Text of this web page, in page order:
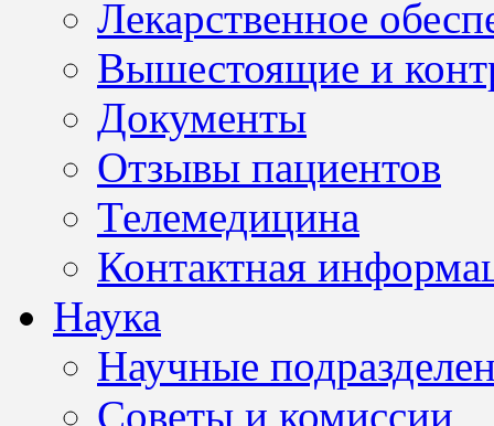
Лекарственное
Вышестоящие и
Документы
Отзывы пациентов
Телемедицина
Контактная
Наука
Научные
Советы и комиссии